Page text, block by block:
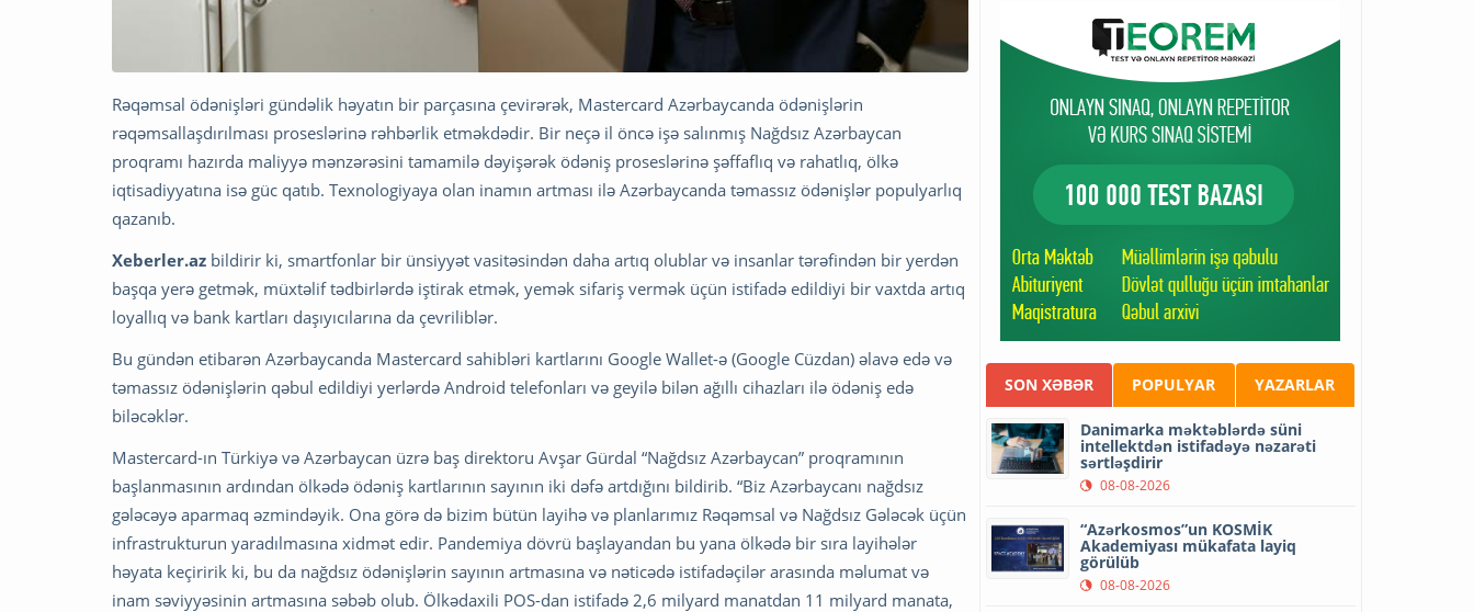
Rəqəmsal ödənişləri gündəlik həyatın bir parçasına çevirərək, Mastercard Azərbaycanda ödənişlərin
rəqəmsallaşdırılması proseslərinə rəhbərlik etməkdədir. Bir neçə il öncə işə salınmış Nağdsız Azərbaycan
proqramı hazırda maliyyə mənzərəsini tamamilə dəyişərək ödəniş proseslərinə şəffaflıq və rahatlıq, ölkə
iqtisadiyyatına isə güc qatıb. Texnologiyaya olan inamın artması ilə Azərbaycanda təmassız ödənişlər populyarlıq
qazanıb.
Xeberler.az bildirir ki, smartfonlar bir ünsiyyət vasitəsindən daha artıq olublar və insanlar tərəfindən bir yerdən
başqa yerə getmək, müxtəlif tədbirlərdə iştirak etmək, yemək sifariş vermək üçün istifadə edildiyi bir vaxtda artıq
loyallıq və bank kartları daşıyıcılarına da çevriliblər.
Bu gündən etibarən Azərbaycanda Mastercard sahibləri kartlarını Google Wallet-ə (Google Cüzdan) əlavə edə və
təmassız ödənişlərin qəbul edildiyi yerlərdə Android telefonları və geyilə bilən ağıllı cihazları ilə ödəniş edə
biləcəklər.
Mastercard-ın Türkiyə və Azərbaycan üzrə baş direktoru Avşar Gürdal “Nağdsız Azərbaycan” proqramının
başlanmasının ardından ölkədə ödəniş kartlarının sayının iki dəfə artdığını bildirib. “Biz Azərbaycanı nağdsız
gələcəyə aparmaq əzmindəyik. Ona görə də bizim bütün layihə və planlarımız Rəqəmsal və Nağdsız Gələcək üçün
infrastrukturun yaradılmasına xidmət edir. Pandemiya dövrü başlayandan bu yana ölkədə bir sıra layihələr
həyata keçiririk ki, bu da nağdsız ödənişlərin sayının artmasına və nəticədə istifadəçilər arasında məlumat və
inam səviyyəsinin artmasına səbəb olub. Ölkədaxili POS-dan istifadə 2,6 milyard manatdan 11 milyard manata,
SON XƏBƏR POPULYAR YAZARLAR
Danimarka məktəblərdə süni
intellektdən istifadəyə nəzarəti
sərtləşdirir
08-08-2026
“Azərkosmos”un KOSMİK
Akademiyası mükafata layiq
görülüb
08-08-2026